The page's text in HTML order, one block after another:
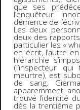
que ses
l’enquêteur
démence de
Les deux
deux des
particulier les «
en écrit, l’autre
hiérarchie
(l’inspecteur
meurtre), est
de sang.
apparemment
trouvé l’identité
dès la trentième